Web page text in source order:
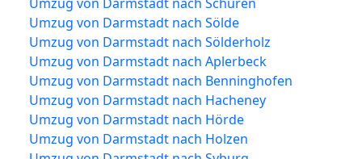
Umzug von Darmstadt nach Sölde
Umzug von Darmstadt nach Sölderholz
Umzug von Darmstadt nach Aplerbeck
Umzug von Darmstadt nach Benninghofen
Umzug von Darmstadt nach Hacheney
Umzug von Darmstadt nach Hörde
Umzug von Darmstadt nach Holzen